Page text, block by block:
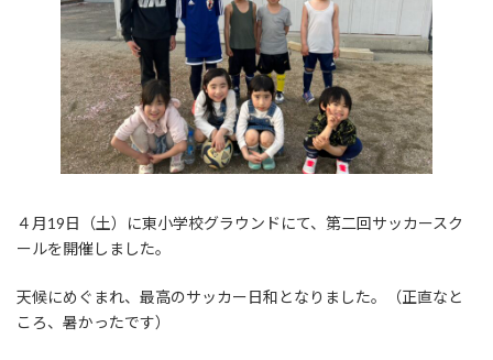
４月19日（土）に東小学校グラウンドにて、第二回サッカースク
ールを開催しました。
天候にめぐまれ、最高のサッカー日和となりました。（正直なと
ころ、暑かったです）